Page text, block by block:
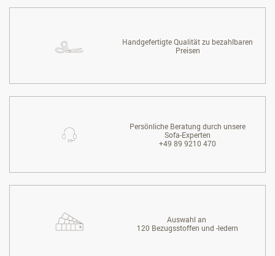
Handgefertigte Qualität zu bezahlbaren
Preisen
Persönliche Beratung durch unsere
Sofa-Experten
+49 89 9210 470
Auswahl an
120 Bezugsstoffen und -ledern